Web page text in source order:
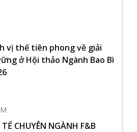
vị thế tiên phong về giải
ở Hội thảo Ngành Bao Bì
CHUYÊN NGÀNH F&B